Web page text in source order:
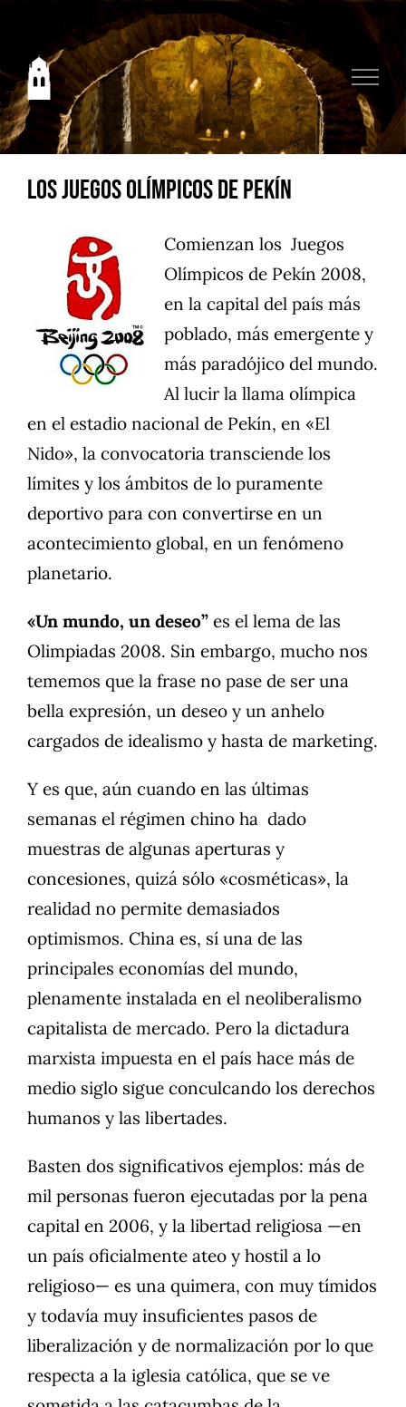
contenido
Los Juegos Olímpicos de Pekín
Comienzan los Juegos
Olímpicos de Pekín 2008,
en la capital del país más
poblado, más emergente y
más paradójico del mundo.
Al lucir la llama olímpica
en el estadio nacional de Pekín, en «El
Nido», la convocatoria transciende los
límites y los ámbitos de lo puramente
deportivo para con convertirse en un
acontecimiento global, en un fenómeno
planetario.
«Un mundo, un deseo” es el lema de las
Olimpiadas 2008. Sin embargo, mucho nos
tememos que la frase no pase de ser una
bella expresión, un deseo y un anhelo
cargados de idealismo y hasta de marketing.
Y es que, aún cuando en las últimas
semanas el régimen chino ha dado
muestras de algunas aperturas y
concesiones, quizá sólo «cosméticas», la
realidad no permite demasiados
optimismos. China es, sí una de las
principales economías del mundo,
plenamente instalada en el neoliberalismo
capitalista de mercado. Pero la dictadura
marxista impuesta en el país hace más de
medio siglo sigue conculcando los derechos
humanos y las libertades.
Basten dos significativos ejemplos: más de
mil personas fueron ejecutadas por la pena
capital en 2006, y la libertad religiosa —en
un país oficialmente ateo y hostil a lo
religioso— es una quimera, con muy tímidos
y todavía muy insuficientes pasos de
liberalización y de normalización por lo que
respecta a la iglesia católica, que se ve